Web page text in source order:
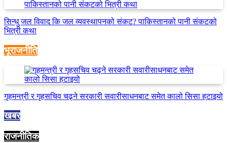
सिन्धु जल विवाद कि जल व्यवस्थापनको संकट? पाकिस्तानको पानी संकटको
भित्री कथा
भूराजनीति
गृहमन्त्री र गृहसचिव चढ्ने सरकारी सवारीसाधनबाट समेत कालो सिसा हटाइयो
खबर
राजनीतिक